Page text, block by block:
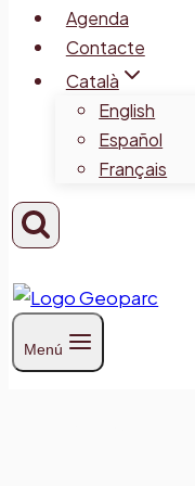
Agenda
Contacte
Català
English
Español
Français
Menú